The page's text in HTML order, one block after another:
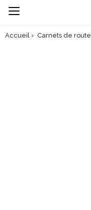
Accueil › Carnets de route